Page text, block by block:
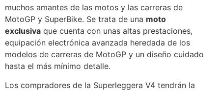
muchos amantes de las motos y las carreras de
MotoGP y SuperBike. Se trata de una moto
exclusiva que cuenta con unas altas prestaciones,
equipación electrónica avanzada heredada de los
modelos de carreras de MotoGP y un diseño cuidado
hasta el más mínimo detalle.
Los compradores de la Superleggera V4 tendrán la